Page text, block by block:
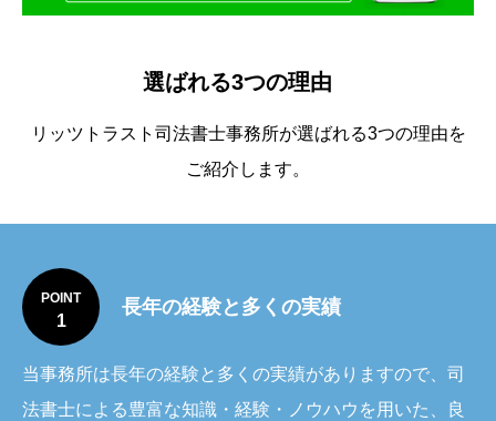
選ばれる3つの理由
リッツトラスト司法書士事務所が選ばれる3つの理由を
ご紹介します。
POINT
1
長年の経験と多くの実績
当事務所は長年の経験と多くの実績がありますので、司
法書士による豊富な知識・経験・ノウハウを用いた、良